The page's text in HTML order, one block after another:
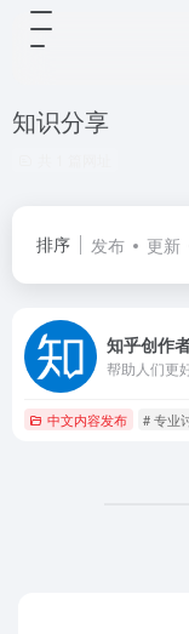
知识分享
排序 发布 更新
知乎创作
帮助人们更
中文内容发布 # 专业